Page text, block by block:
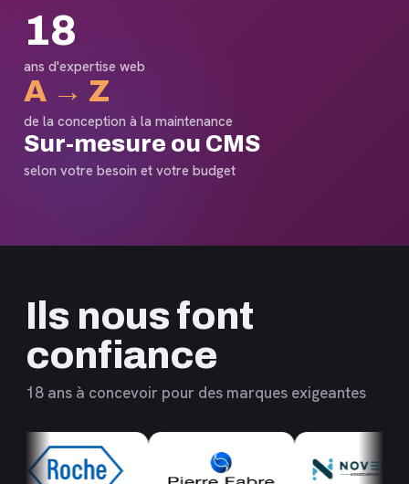
18
ans d'expertise web
A → Z
de la conception à la maintenance
Sur-mesure ou CMS
selon votre besoin et votre budget
Ils nous font
confiance
18 ans à concevoir pour des marques exigeantes